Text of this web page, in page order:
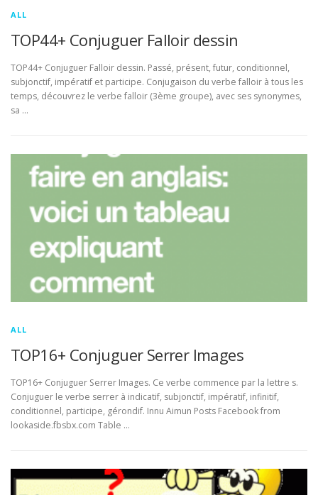
ALL
TOP44+ Conjuguer Falloir dessin
TOP44+ Conjuguer Falloir dessin. Passé, présent, futur, conditionnel,
subjonctif, impératif et participe. Conjugaison du verbe falloir à tous les
temps, découvrez le verbe falloir (3ème groupe), avec ses synonymes,
sa …
ALL
TOP16+ Conjuguer Serrer Images
TOP16+ Conjuguer Serrer Images. Ce verbe commence par la lettre s.
Conjuguer le verbe serrer à indicatif, subjonctif, impératif, infinitif,
conditionnel, participe, gérondif. Innu Aimun Posts Facebook from
lookaside.fbsbx.com Table …